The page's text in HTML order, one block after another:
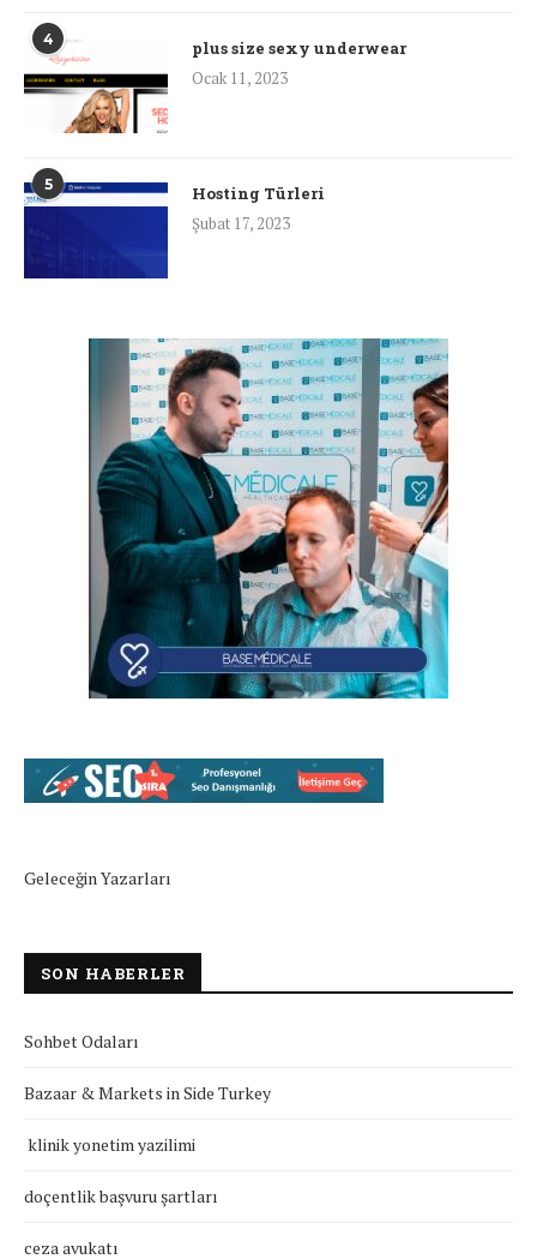
4
plus size sexy underwear
Ocak 11, 2023
5
Hosting Türleri
Şubat 17, 2023
Geleceğin Yazarları
SON HABERLER
Sohbet Odaları
Bazaar & Markets in Side Turkey
klinik yonetim yazilimi
doçentlik başvuru şartları
ceza avukatı